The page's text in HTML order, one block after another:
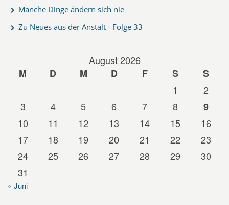
Manche Dinge ändern sich nie
Zu Neues aus der Anstalt - Folge 33
August 2026
M
D M D F S
S
1
2
3
4 5 6 7 8
9
10
11 12 13 14 15
16
17
18 19 20 21 22
23
24
25 26 27 28 29
30
31
« Juni